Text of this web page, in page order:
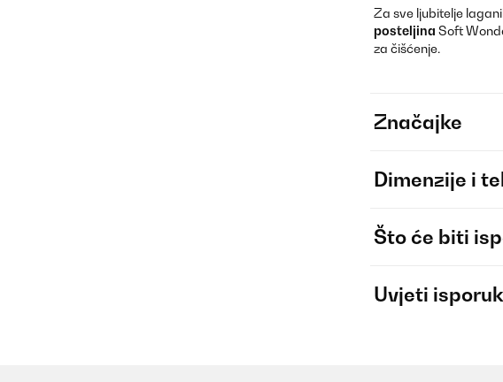
Za sve ljubitelje
posteljina Soft
za čišćenje.
Značajke
Dimenzije i
Što će biti
Uvjeti